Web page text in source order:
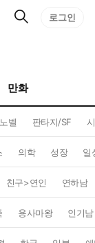
검
로그인
만화
벨 판타지/SF
의학 성장 일
친구>연인 연하남
용사마왕 인기남